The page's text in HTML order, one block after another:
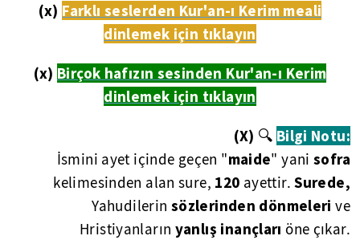
(x) Farklı seslerden Kur'an-ı Kerim meali
dinlemek için tıklayın
(x) Birçok hafızın sesinden Kur'an-ı Kerim
dinlemek için tıklayın
(X) 🔍 Bilgi Notu:
İsmini ayet içinde geçen "maide" yanisofra
kelimesinden alan sure, 120 ayettir. Surede,
Yahudilerin sözlerinden dönmeleri ve
Hristiyanların yanlış inançları öne çıkar.